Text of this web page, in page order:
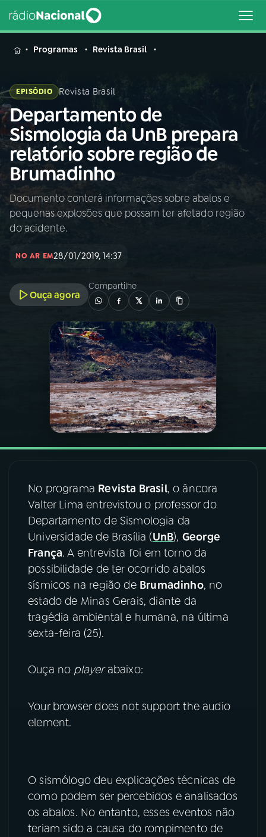
MENU
Buscar
na
Rádio
Nacional
Buscar
AO VIVO
01INÍCIO
02A RÁDIO
03PROGRAMAÇÃO
PROGRAMAS
PODCASTS
VIDEOCASTS
07ÚLTIMAS
08 FESTIVAL DE MÚSICA
ACOMPANHE A RÁDIO NACIONAL
YouTube Facebook
Instagram X
TikTok
Programas Revista Brasil
EPISÓDIO Revista Brasil
Departamento de
Sismologia da UnB prepara
relatório sobre região de
Brumadinho
Documento conterá informações sobre abalos e
pequenas explosões que possam ter afetado região
do acidente.
NO AR EM28/01/2019, 14:37
Ouça agora
Compartilhe
No programa Revista Brasil, o âncora
Valter Lima entrevistou o professor do
Departamento de Sismologia da
Universidade de Brasília (UnB), George
França. A entrevista foi em torno da
possibilidade de ter ocorrido abalos
sísmicos na região de Brumadinho, no
estado de Minas Gerais, diante da
tragédia ambiental e humana, na última
sexta-feira (25).
Ouça no playerabaixo:
Your browser does not support the audio
element.
O sismólogo deu explicações técnicas de
como podem ser percebidos e analisados
os abalos. No entanto, esses eventos não
teriam sido a causa do rompimento de